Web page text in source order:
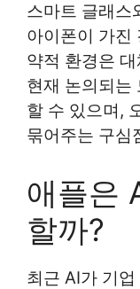
스마트 글래스
아이폰이 가진
약적 환경은
현재 논의되는
할 수 있으며,
묶어주는 구심
애플은
할까?
최근 AI가 기